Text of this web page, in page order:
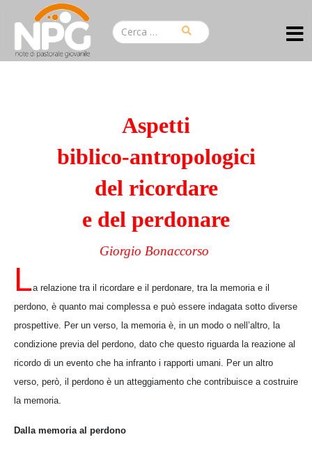
Aspetti
biblico-antropologici
del ricordare
e del perdonare
Giorgio Bonaccorso
La relazione tra il ricordare e il perdonare, tra la memoria e il
perdono, è quanto mai complessa e può essere indagata sotto diverse
prospettive. Per un verso, la memoria è, in un modo o nell’altro, la
condizione previa del perdono, dato che questo riguarda la reazione al
ricordo di un evento che ha infranto i rapporti umani. Per un altro
verso, però, il perdono è un atteggiamento che contribuisce a costruire
la memoria.
Dalla memoria al perdono